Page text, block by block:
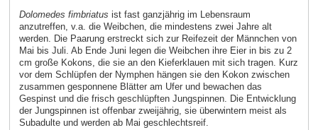
Dolomedes fimbriatus ist fast ganzjährig im Lebensraum
anzutreffen, v.a. die Weibchen, die mindestens zwei Jahre alt
werden. Die Paarung erstreckt sich zur Reifezeit der Männchen von
Mai bis Juli. Ab Ende Juni legen die Weibchen ihre Eier in bis zu 2
cm große Kokons, die sie an den Kieferklauen mit sich tragen. Kurz
vor dem Schlüpfen der Nymphen hängen sie den Kokon zwischen
zusammen gesponnene Blätter am Ufer und bewachen das
Gespinst und die frisch geschlüpften Jungspinnen. Die Entwicklung
der Jungspinnen ist offenbar zweijährig, sie überwintern meist als
Subadulte und werden ab Mai geschlechtsreif.